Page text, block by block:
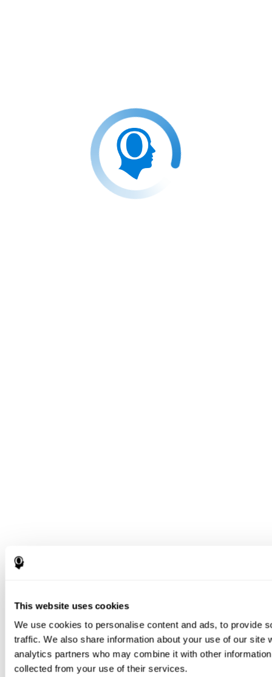
This website uses cookies
We use cookies to personalise content and ads, to provide
traffic. We also share information about your use of our site
analytics partners who may combine it with other
collected from your use of their services.